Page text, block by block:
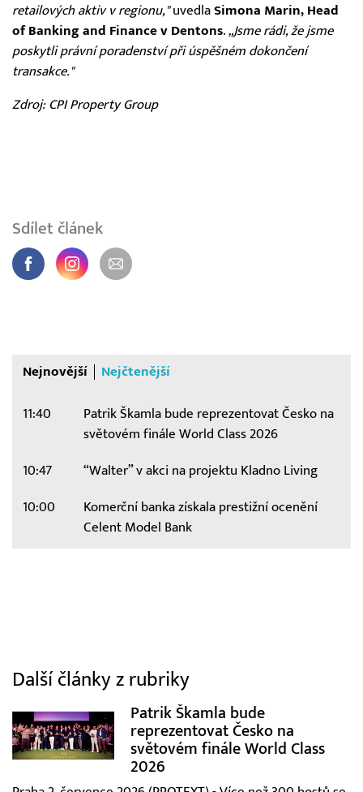
retailových aktiv v regionu,"uvedla Simona Marin, Head
of Banking and Finance v Dentons. „Jsme rádi, že jsme
poskytli právní poradenství při úspěšném dokončení
transakce."
Zdroj: CPI Property Group
Sdílet článek
Nejnovější Nejčtenější
11:40
Patrik Škamla bude reprezentovat Česko na
světovém finále World Class 2026
10:47 “Walter” v akci na projektu Kladno Living
10:00
Komerční banka získala prestižní ocenění
Celent Model Bank
Další články z rubriky
Patrik Škamla bude
reprezentovat Česko na
světovém finále World Class
2026